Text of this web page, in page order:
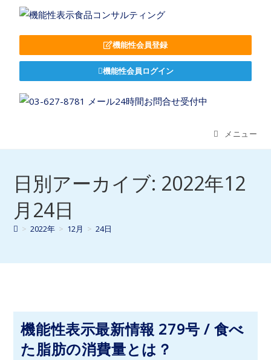
機能性会員登録
機能性会員ログイン
メニュー
日別アーカイブ: 2022年12
月24日
> 2022年 > 12月 > 24日
機能性表示最新情報 279号 / 食べ
た脂肪の消費量とは？